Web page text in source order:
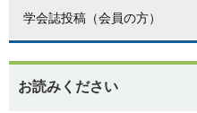
学会誌投稿（会員の方）
お読みください